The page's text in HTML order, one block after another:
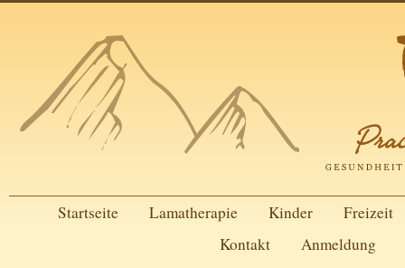
Startseite Lamatherapie Kinder
Freizeit
Kontakt
Anmeldung